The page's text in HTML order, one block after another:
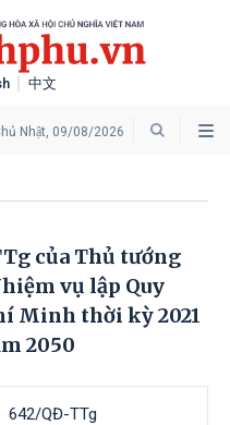
中文
Nhật, 09/08/2026
của Thủ tướng
vụ lập Quy
Minh thời kỳ 2021
2050
642/QĐ-TTg